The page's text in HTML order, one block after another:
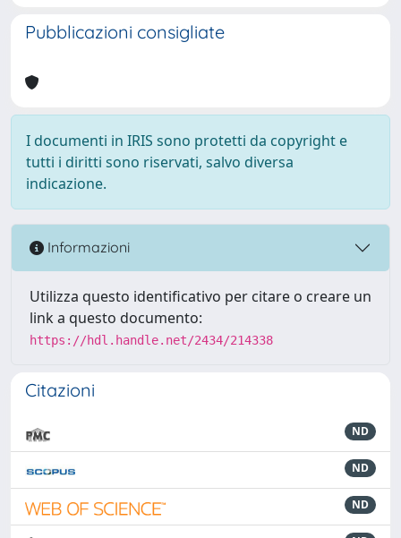
Pubblicazioni consigliate
I documenti in IRIS sono protetti da copyright e
tutti i diritti sono riservati, salvo diversa
indicazione.
Informazioni
Utilizza questo identificativo per citare o creare un
link a questo documento:
https://hdl.handle.net/2434/214338
Citazioni
ND
ND
ND